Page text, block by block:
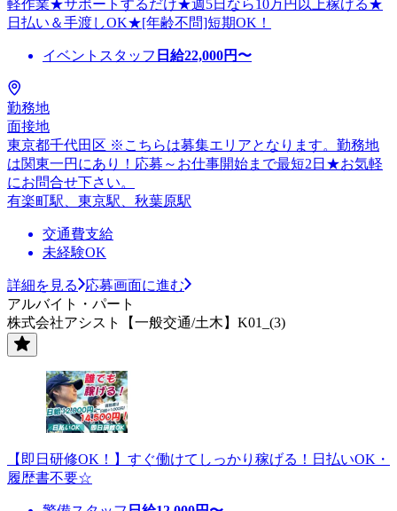
軽作業★サポートするだけ★週5日なら10万円以上稼げる★
日払い＆手渡しOK★[年齢不問]短期OK！
イベントスタッフ 日給22,000円〜
勤務地
面接地
東京都千代田区 ※こちらは募集エリアとなります。勤務地
は関東一円にあり！応募～お仕事開始まで最短2日★お気軽
にお問合せ下さい。
有楽町駅、東京駅、秋葉原駅
交通費支給
未経験OK
詳細を見る
応募画面に進む
アルバイト・パート
株式会社アシスト【一般交通/土木】K01_(3)
【即日研修OK！】すぐ働けてしっかり稼げる！日払いOK・
履歴書不要☆